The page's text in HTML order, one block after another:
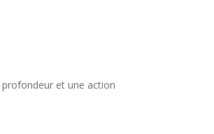
et une action